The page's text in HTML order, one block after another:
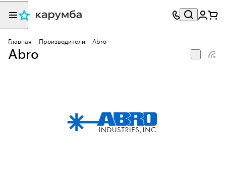
Главная Производители Abro
Abro